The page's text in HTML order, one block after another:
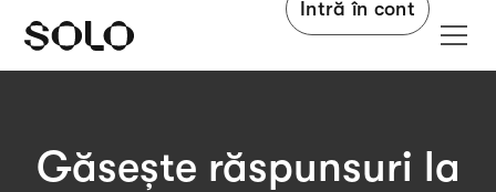
Intră în cont
Găsește răspunsuri la